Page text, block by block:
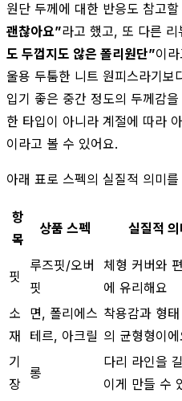
원단 두께에 대한 반응도 참고
괜찮아요”라고 했고, 또 다른 리
도 두껍지도 않은 폴리원단”이
울용 두툼한 니트 원피스라기보
입기 좋은 중간 정도의 두께감
한 타입이 아니라 계절에 따라
이라고 볼 수 있어요.
아래 표로 스펙의 실질적 의미
항
목
상품 스펙 실질적 의
핏
루즈핏/오버
핏
체형 커버와
에 유리해요
소
재
면, 폴리에스
테르, 아크릴
착용감과 형태
의 균형형이에
기
장
롱
다리 라인을
이게 만들 수